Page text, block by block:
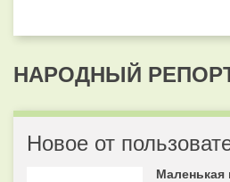
НАРОДНЫЙ
Новое от
Маленькая